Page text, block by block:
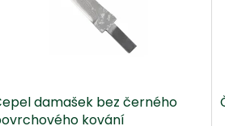
damašek bez černého
kování